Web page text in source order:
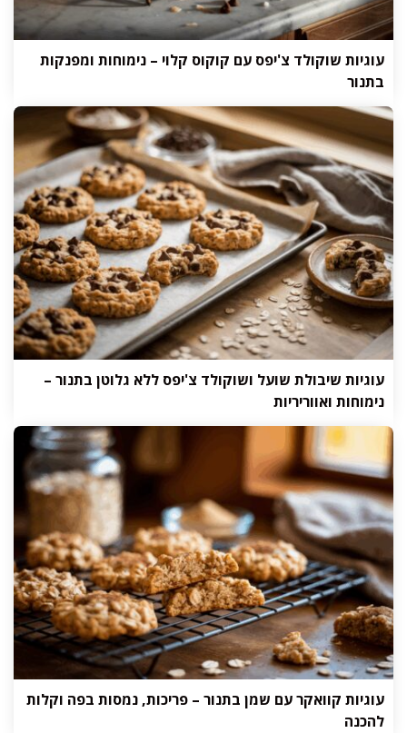
עוגיות שוקולד צ'יפס עם קוקוס קלוי – נימוחות ומפנקות
בתנור
עוגיות שיבולת שועל ושוקולד צ'יפס ללא גלוטן בתנור –
נימוחות ואווריריות
עוגיות קוואקר עם שמן בתנור – פריכות, נמסות בפה וקלות
להכנה